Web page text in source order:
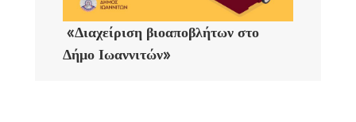
«Διαχείριση βιοαποβλήτων στο
Δήμο Ιωαννιτών»